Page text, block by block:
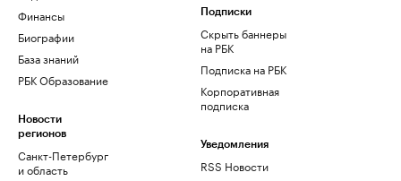
Финансы
Биографии
База знаний
РБК Образование
Новости
регионов
Санкт-Петербург
и область
Подписки
Скрыть баннеры
на РБК
Подписка на РБК
Корпоративная
подписка
Уведомления
RSS Новости